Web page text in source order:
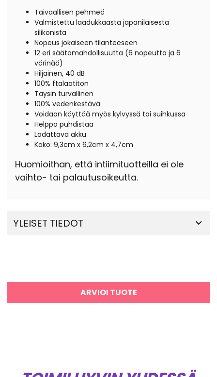
Taivaallisen pehmeä
Valmistettu laadukkaasta japanilaisesta
silikonista
Nopeus jokaiseen tilanteeseen
12 eri säätömahdollisuutta (6 nopeutta ja 6
värinää)
Hiljainen, 40 dB
100% ftalaatiton
Täysin turvallinen
100% vedenkestävä
Voidaan käyttää myös kylvyssä tai suihkussa
Helppo puhdistaa
Ladattava akku
Koko: 9,3cm x 6,2cm x 4,7cm
Huomioithan, että intiimituotteilla ei ole
vaihto- tai palautusoikeutta.
YLEISET TIEDOT
ARVIOI TUOTE